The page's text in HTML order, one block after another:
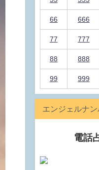
66 666
77 777
88 888
99 999
エンジェルナ
電話